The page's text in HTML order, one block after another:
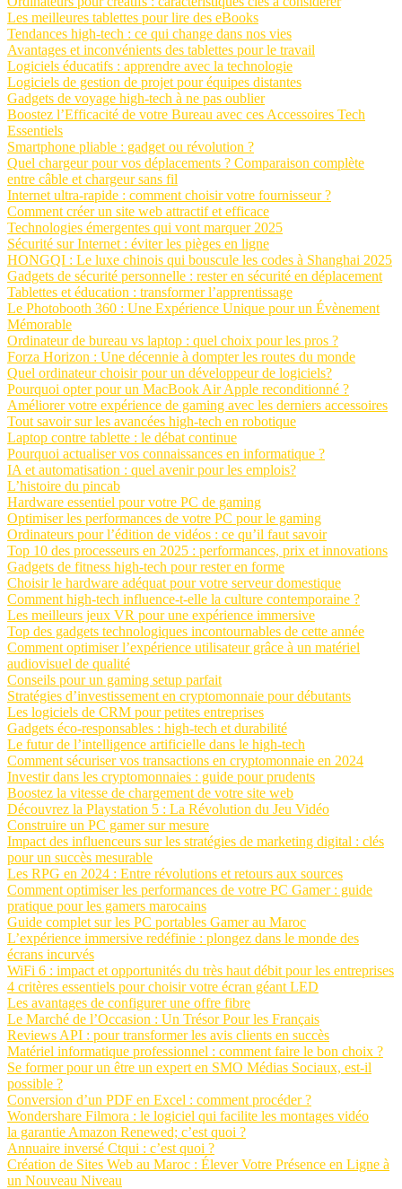
Les meilleures tablettes pour lire des eBooks
Tendances high-tech : ce qui change dans nos vies
Avantages et inconvénients des tablettes pour le travail
Logiciels éducatifs : apprendre avec la technologie
Logiciels de gestion de projet pour équipes distantes
Gadgets de voyage high-tech à ne pas oublier
Boostez l’Efficacité de votre Bureau avec ces Accessoires Tech
Essentiels
Smartphone pliable : gadget ou révolution ?
Quel chargeur pour vos déplacements ? Comparaison complète
entre câble et chargeur sans fil
Internet ultra-rapide : comment choisir votre fournisseur ?
Comment créer un site web attractif et efficace
Technologies émergentes qui vont marquer 2025
Sécurité sur Internet : éviter les pièges en ligne
HONGQI : Le luxe chinois qui bouscule les codes à Shanghai 2025
Gadgets de sécurité personnelle : rester en sécurité en déplacement
Tablettes et éducation : transformer l’apprentissage
Le Photobooth 360 : Une Expérience Unique pour un Évènement
Mémorable
Ordinateur de bureau vs laptop : quel choix pour les pros ?
Forza Horizon : Une décennie à dompter les routes du monde
Quel ordinateur choisir pour un développeur de logiciels?
Pourquoi opter pour un MacBook Air Apple reconditionné ?
Améliorer votre expérience de gaming avec les derniers accessoires
Tout savoir sur les avancées high-tech en robotique
Laptop contre tablette : le débat continue
Pourquoi actualiser vos connaissances en informatique ?
IA et automatisation : quel avenir pour les emplois?
L’histoire du pincab
Hardware essentiel pour votre PC de gaming
Optimiser les performances de votre PC pour le gaming
Ordinateurs pour l’édition de vidéos : ce qu’il faut savoir
Top 10 des processeurs en 2025 : performances, prix et innovations
Gadgets de fitness high-tech pour rester en forme
Choisir le hardware adéquat pour votre serveur domestique
Comment high-tech influence-t-elle la culture contemporaine ?
Les meilleurs jeux VR pour une expérience immersive
Top des gadgets technologiques incontournables de cette année
Comment optimiser l’expérience utilisateur grâce à un matériel
audiovisuel de qualité
Conseils pour un gaming setup parfait
Stratégies d’investissement en cryptomonnaie pour débutants
Les logiciels de CRM pour petites entreprises
Gadgets éco-responsables : high-tech et durabilité
Le futur de l’intelligence artificielle dans le high-tech
Comment sécuriser vos transactions en cryptomonnaie en 2024
Investir dans les cryptomonnaies : guide pour prudents
Boostez la vitesse de chargement de votre site web
Découvrez la Playstation 5 : La Révolution du Jeu Vidéo
Construire un PC gamer sur mesure
Impact des influenceurs sur les stratégies de marketing digital : clés
pour un succès mesurable
Les RPG en 2024 : Entre révolutions et retours aux sources
Comment optimiser les performances de votre PC Gamer : guide
pratique pour les gamers marocains
Guide complet sur les PC portables Gamer au Maroc
L’expérience immersive redéfinie : plongez dans le monde des
écrans incurvés
WiFi 6 : impact et opportunités du très haut débit pour les entreprises
4 critères essentiels pour choisir votre écran géant LED
Les avantages de configurer une offre fibre
Le Marché de l’Occasion : Un Trésor Pour les Français
Reviews API : pour transformer les avis clients en succès
Matériel informatique professionnel : comment faire le bon choix ?
Se former pour un être un expert en SMO Médias Sociaux, est-il
possible ?
Conversion d’un PDF en Excel : comment procéder ?
Wondershare Filmora : le logiciel qui facilite les montages vidéo
la garantie Amazon Renewed; c’est quoi ?
Annuaire inversé Ctqui : c’est quoi ?
Création de Sites Web au Maroc : Élever Votre Présence en Ligne à
un Nouveau Niveau